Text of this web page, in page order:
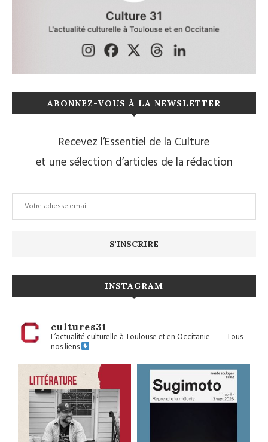
ABONNEZ-VOUS À LA NEWSLETTER
Recevez l’Essentiel de la Culture
et une sélection d’articles de la rédaction
INSTAGRAM
cultures31
L’actualité culturelle à Toulouse et en Occitanie——Tous
nos liens